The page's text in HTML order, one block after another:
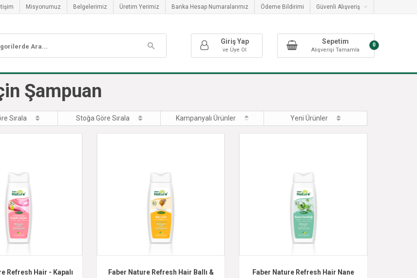
Güvenli Alışveriş
Ödeme Bildirimi
Banka Hesap Numaralarımız
Üretim Yerimiz
Belgelerimiz
Misyonumuz
0
Sepetim
Alışverişi Tamamla
Giriş Yap
ve Üye Ol
Şampuan
Sırala Stoğa Göre Sırala Kampanyalı Ürünler Yeni Ürünler
Refresh Hair - Kapalı
Faber Nature Refresh Hair Ballı &
Faber Nature Refresh Hair Nane